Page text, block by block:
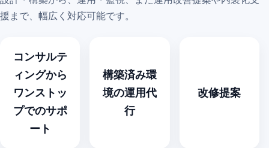
援まで、幅広く対応可能です。
コンサルテ
ィングから
ワンストッ
プでのサポ
ート
構築済み環
境の運用代
行
改修提案